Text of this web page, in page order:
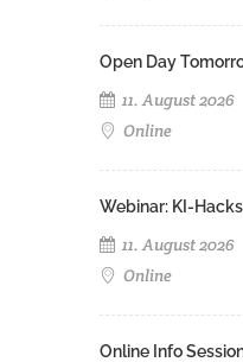
Open Day
11. August 2026
Online
Webinar: KI-
11. August 2026
Online
Online Info